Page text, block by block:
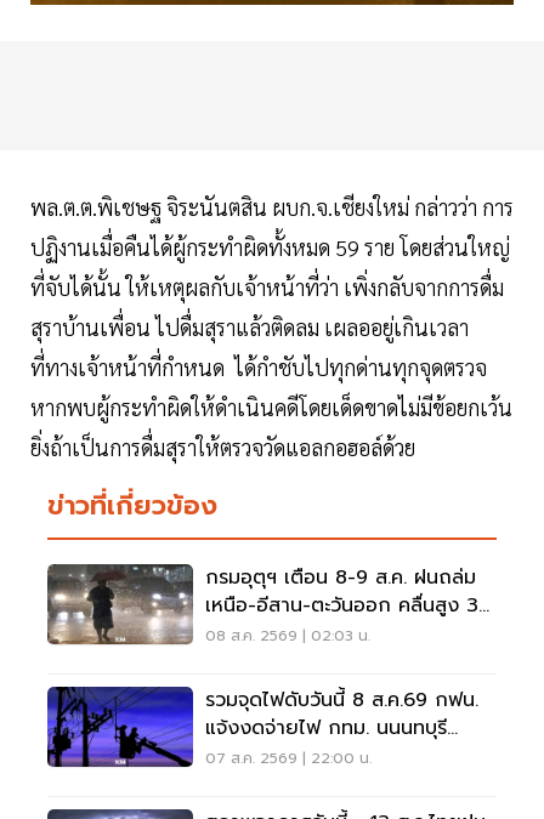
พล.ต.ต.พิเชษฐ จิระนันตสิน ผบก.จ.เชียงใหม่ กล่าวว่า การ
ปฏิงานเมื่อคืนได้ผู้กระทำผิดทั้งหมด 59 ราย โดยส่วนใหญ่
ที่จับได้นั้น ให้เหตุผลกับเจ้าหน้าที่ว่า เพิ่งกลับจากการดื่ม
สุราบ้านเพื่อน ไปดื่มสุราแล้วติดลม เผลออยู่เกินเวลา
ที่ทางเจ้าหน้าที่กำหนด ได้กำชับไปทุกด่านทุกจุดตรวจ
หากพบผู้กระทำผิดให้ดำเนินคดีโดยเด็ดขาดไม่มีข้อยกเว้น
ยิ่งถ้าเป็นการดื่มสุราให้ตรวจวัดแอลกอฮอล์ด้วย
ข่าวที่เกี่ยวข้อง
กรมอุตุฯ เตือน 8-9 ส.ค. ฝนถล่ม
เหนือ-อีสาน-ตะวันออก คลื่นสูง 3
เมตร
08 ส.ค. 2569 | 02:03 น.
รวมจุดไฟดับวันนี้ 8 ส.ค.69 กฟน.
แจ้งงดจ่ายไฟ กทม. นนนทบุรี
สมุทรปราการ
07 ส.ค. 2569 | 22:00 น.